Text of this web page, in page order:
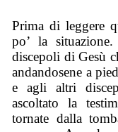
Prima di leggere
po’ la
discepoli di Gesù
andandosene a
e agli altri
ascoltato la
tornate dalla